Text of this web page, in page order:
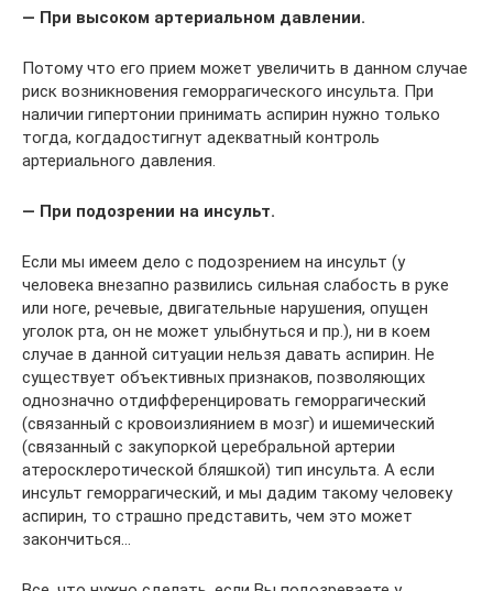
— При высоком артериальном давлении.
Потому что его прием может увеличить в данном случае
риск возникновения геморрагического инсульта. При
наличии гипертонии принимать аспирин нужно только
тогда, когдадостигнут адекватный контроль
артериального давления.
— При подозрении на инсульт.
Если мы имеем дело с подозрением на инсульт (у
человека внезапно развились сильная слабость в руке
или ноге, речевые, двигательные нарушения, опущен
уголок рта, он не может улыбнуться и пр.), ни в коем
случае в данной ситуации нельзя давать аспирин. Не
существует объективных признаков, позволяющих
однозначно отдифференцировать геморрагический
(связанный с кровоизлиянием в мозг) и ишемический
(связанный с закупоркой церебральной артерии
атеросклеротической бляшкой) тип инсульта. А если
инсульт геморрагический, и мы дадим такому человеку
аспирин, то страшно представить, чем это может
закончиться…